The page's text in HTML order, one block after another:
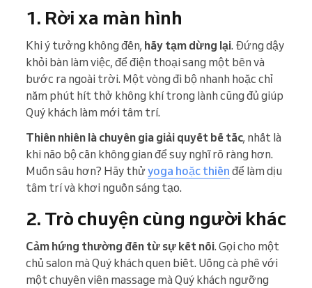
1. Rời xa màn hình
Khi ý tưởng không đến, hãy tạm dừng lại. Đứng dậy
khỏi bàn làm việc, để điện thoại sang một bên và
bước ra ngoài trời. Một vòng đi bộ nhanh hoặc chỉ
năm phút hít thở không khí trong lành cũng đủ giúp
Quý khách làm mới tâm trí.
Thiên nhiên là chuyên gia giải quyết bế tắc, nhất là
khi não bộ cần không gian để suy nghĩ rõ ràng hơn.
Muốn sâu hơn? Hãy thửyoga hoặc thiền để làm dịu
tâm trí và khơi nguồn sáng tạo.
2. Trò chuyện cùng người khác
Cảm hứng thường đến từ sự kết nối. Gọi cho một
chủ salon mà Quý khách quen biết. Uống cà phê với
một chuyên viên massage mà Quý khách ngưỡng